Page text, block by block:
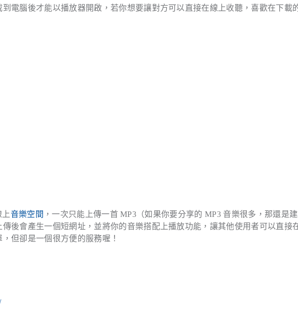
電腦後才能以播放器開啟，若你想要讓對方可以直接在線上收聽，喜歡在下載
音樂空間 ，一次只能上傳一首 MP3（如果你要分享的 MP3 音樂很多，那還是
後會產生一個短網址，並將你的音樂搭配上播放功能，讓其他使用者可以直接
但卻是一個很方便的服務喔！